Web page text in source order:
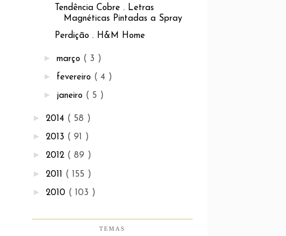
Tendência Cobre . Letras
Magnéticas Pintadas a Spray
Perdição . H&M Home
► março ( 3 )
► fevereiro ( 4 )
► janeiro ( 5 )
► 2014 ( 58 )
► 2013 ( 91 )
► 2012 ( 89 )
► 2011 ( 155 )
► 2010 ( 103 )
TEMAS